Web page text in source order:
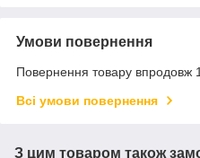
Умови повернення
Повернення товару впродовж
Всі умови повернення
З цим товаром також